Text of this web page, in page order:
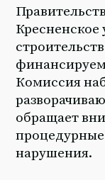
Кресненское
Комиссия
обращает
нарушения.